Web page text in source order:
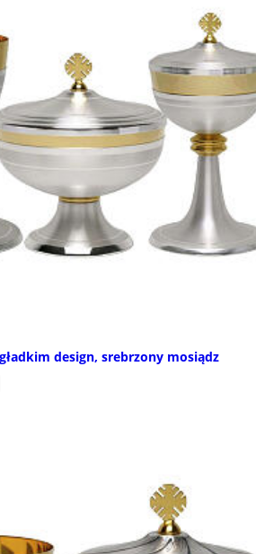
design, srebrzony mosiądz